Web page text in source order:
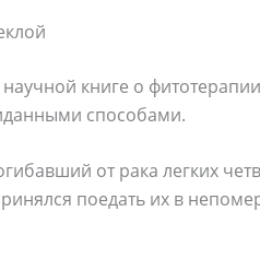
книге о
способами.
от рака легких
поедать их в